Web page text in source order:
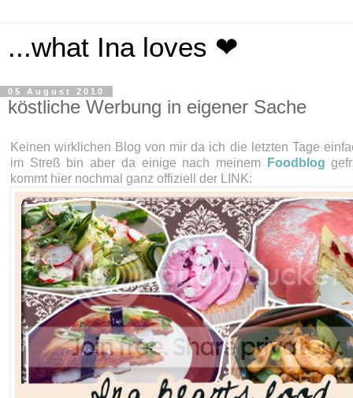
...what Ina loves ❤
05 August 2010
köstliche Werbung in eigener Sache
Keinen wirklichen Blog von mir da ich die letzten Tage
im Streß bin aber da einige nach meinem
Foodblog
kommt hier nochmal ganz offiziell der LINK: